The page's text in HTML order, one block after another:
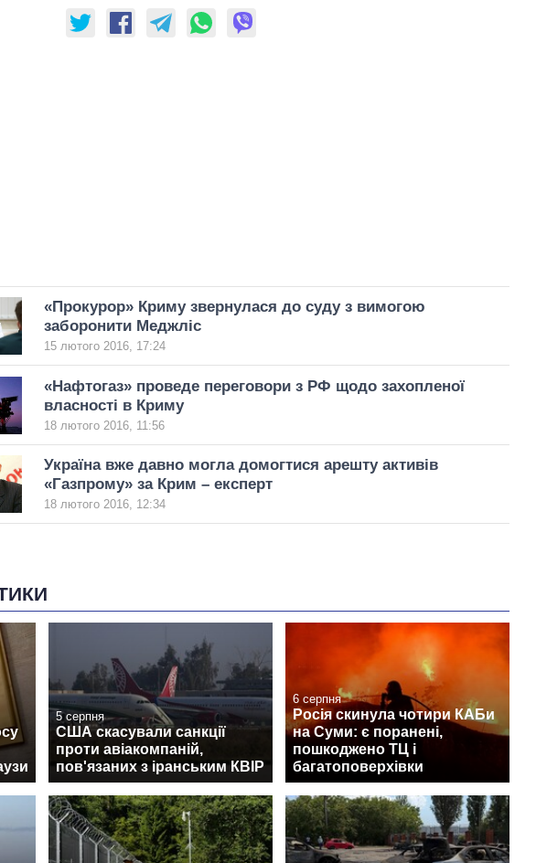
«Прокурор» Криму звернулася до суду з вимогою
заборонити Меджліс
15 лютого 2016, 17:24
«Нафтогаз» проведе переговори з РФ щодо захопленої
власності в Криму
18 лютого 2016, 11:56
Україна вже давно могла домогтися арешту активів
«Газпрому» за Крим – експерт
18 лютого 2016, 12:34
5 серпня
США скасували санкції
проти авіакомпаній,
пов'язаних з іранським КВІР
6 серпня
Росія скинула чотири КАБи
на Суми: є поранені,
пошкоджено ТЦ і
багатоповерхівки